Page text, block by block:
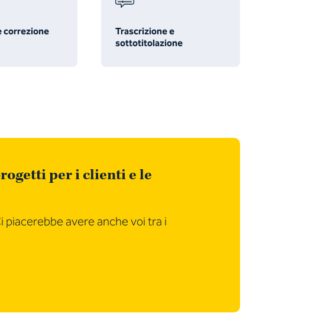
correzione
Trascrizione e
sottotitolazione
per i clienti e le
avere anche voi tra i